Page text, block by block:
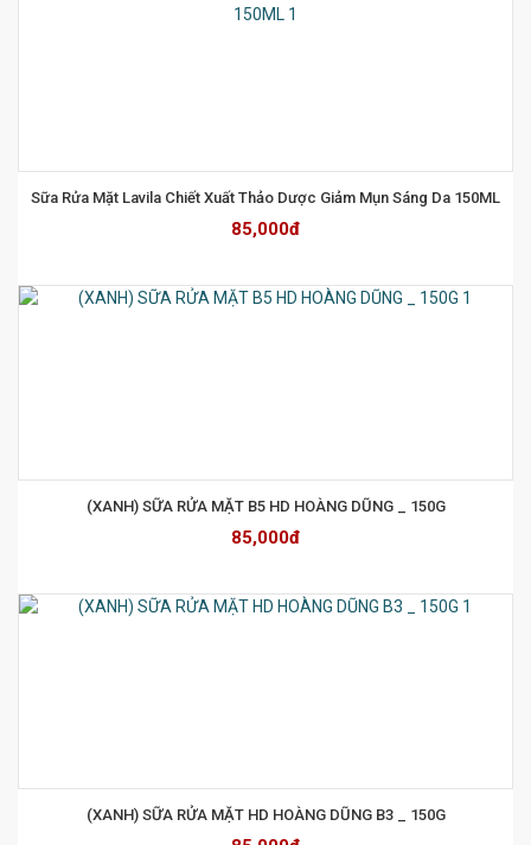
Sữa Rửa Mặt Lavila Chiết Xuất Thảo Dược Giảm Mụn Sáng Da 150ML
85,000đ
(XANH) SỮA RỬA MẶT B5 HD HOÀNG DŨNG _ 150G
85,000đ
(XANH) SỮA RỬA MẶT HD HOÀNG DŨNG B3 _ 150G